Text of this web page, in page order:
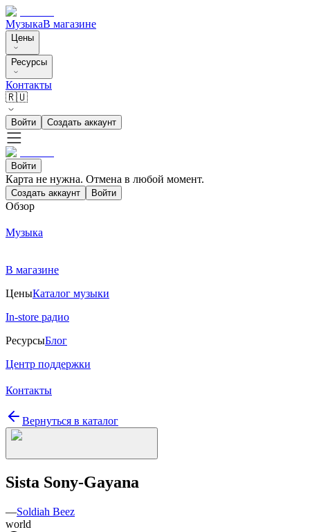
МузыкаВ магазине
Цены
Ресурсы
Контакты
🇷🇺
Войти Создать аккаунт
Войти
Карта не нужна. Отмена в любой момент.
Создать аккаунт Войти
Обзор
Музыка
В магазине
ЦеныКаталог музыки
In-store радио
РесурсыБлог
Центр поддержки
Контакты
Вернуться в каталог
Sista Sony-Gayana
—Soldiah Beez
world